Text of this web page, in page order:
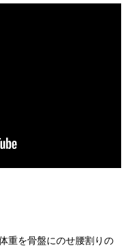
重を骨盤にのせ腰割りの